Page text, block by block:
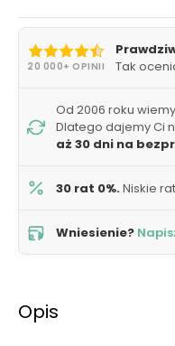
20 000+ OPINII
Tak
Od 2006 roku
Dlatego dajemy Ci
aż 30 dni na
30 rat 0%.Niskie
Wniesienie?
Opis